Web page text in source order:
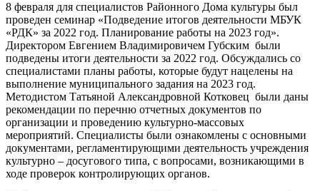
8 февраля для специалистов Районного Дома культуры был
проведен семинар «Подведение итогов деятельности МБУК
«РДК» за 2022 год. Планирование работы на 2023 год».
Директором Евгением Владимировичем Губским были
подведены итоги деятельности за 2022 год. Обсуждались со
специалистами планы работы, которые будут нацелены на
выполнение муниципального задания на 2023 год.
Методистом Татьяной Александровной Котковец были даны
рекомендации по перечню отчетных документов по
организации и проведению культурно-массовых
мероприятий. Специалисты были ознакомлены с основными
документами, регламентирующими деятельность учреждения
культурно – досугового типа, с вопросами, возникающими в
ходе проверок контролирующих органов.